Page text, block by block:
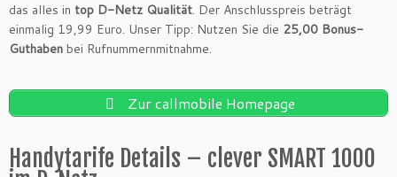
das alles in top D-Netz Qualität. Der Anschlusspreis beträgt
einmalig 19,99 Euro. Unser Tipp: Nutzen Sie die 25,00 Bonus-
Guthaben bei Rufnummernmitnahme.
Zur callmobile Homepage
Handytarife Details – clever SMART 1000